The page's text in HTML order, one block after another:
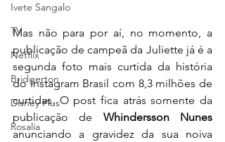
Ivete Sangalo
TV
Netflix
Bridgerton
Disney Plus
Rosalía
Mas não para por aí, no momento, a
publicação de campeã da Juliette já é a
segunda foto mais curtida da história
do Instagram Brasil com 8,3 milhões de
curtidas. O post fica atrás somente da
publicação de Whindersson Nunes
anunciando a gravidez da sua noiva